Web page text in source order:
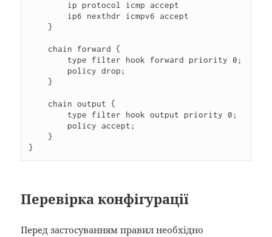
    }
    }
    }
}
Перевірка конфігурації
Перед застосуванням правил необхідно